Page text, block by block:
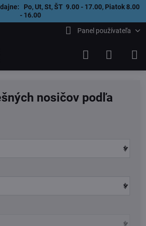
Po, Ut, St, ŠT 9.00 - 17.00, Piatok 8.00
- 16.00
Panel používateľa
nosičov podľa